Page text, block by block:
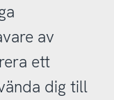
av
ett
dig till